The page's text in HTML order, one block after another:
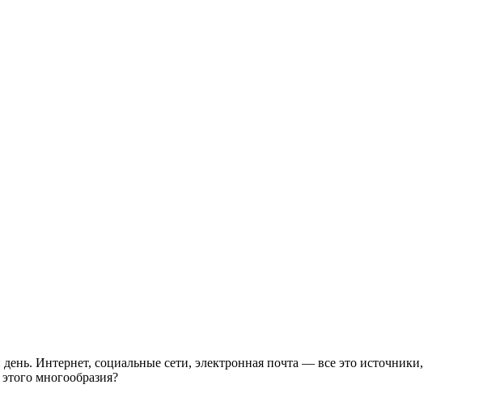
Интернет, социальные сети, электронная почта — все это источники,
многообразия?